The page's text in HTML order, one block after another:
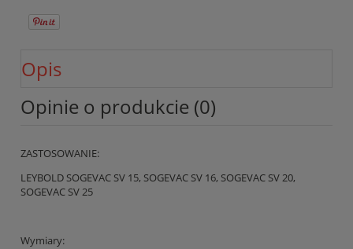
Opis
Opinie o produkcie (0)
ZASTOSOWANIE:
LEYBOLD SOGEVAC SV 15, SOGEVAC SV 16, SOGEVAC SV 20,
SOGEVAC SV 25
Wymiary: